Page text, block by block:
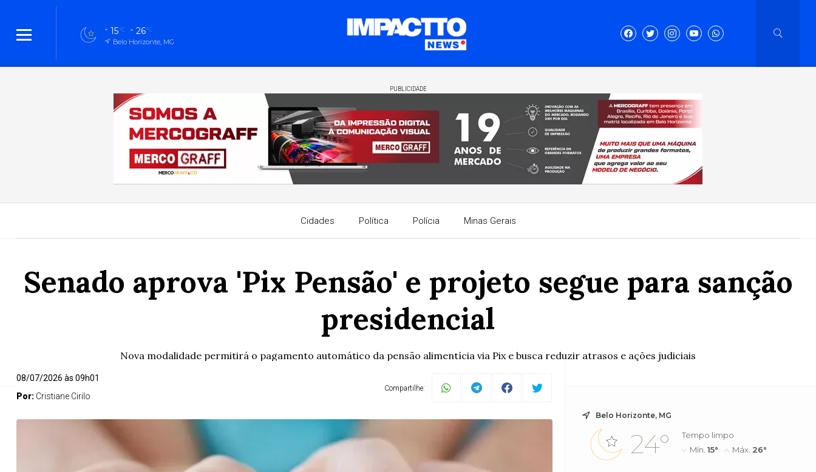
15°C 26°C
Belo Horizonte, MG
PUBLICIDADE
Cidades Política Polícia Minas Gerais
Senado aprova 'Pix Pensão' e projeto segue para sanção
presidencial
Nova modalidade permitirá o pagamento automático da pensão alimentícia via Pix e busca reduzir atrasos e ações judiciais
08/07/2026 às 09h01
Por: Cristiane Cirilo
Compartilhe:
Belo Horizonte, MG
24°
Tempo limpo
Mín.15° Máx. 26°